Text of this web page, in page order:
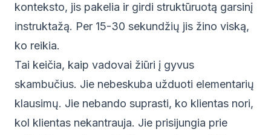
konteksto, jis pakelia ir girdi struktūruotą garsinį
instruktažą. Per 15-30 sekundžių jis žino viską,
ko reikia.
Tai keičia, kaip vadovai žiūri į gyvus
skambučius. Jie nebeskuba užduoti elementarių
klausimų. Jie nebando suprasti, ko klientas nori,
kol klientas nekantrauja. Jie prisijungia prie